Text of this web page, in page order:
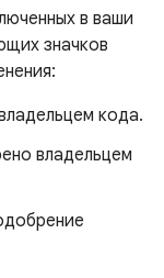
в ваши
значков
кода.
владельцем